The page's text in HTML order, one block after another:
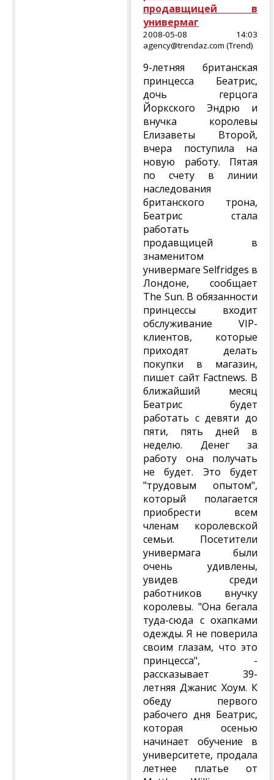
продавщицей в
универмаг
2008-05-08 14:03
agency@trendaz.com (Trend)
9-летняя британская
принцесса Беатрис,
дочь герцога
Йоркского Эндрю и
внучка королевы
Елизаветы Второй,
вчера поступила на
новую работу. Пятая
по счету в линии
наследования
британского трона,
Беатрис стала
работать
продавщицей в
знаменитом
универмаге Selfridges в
Лондоне, сообщает
The Sun. В обязанности
принцессы входит
обслуживание VIP-
клиентов, которые
приходят делать
покупки в магазин,
пишет сайт Factnews. В
ближайший месяц
Беатрис будет
работать с девяти до
пяти, пять дней в
неделю. Денег за
работу она получать
не будет. Это будет
"трудовым опытом",
который полагается
приобрести всем
членам королевской
семьи. Посетители
универмага были
очень удивлены,
увидев среди
работников внучку
королевы. "Она бегала
туда-сюда с охапками
одежды. Я не поверила
своим глазам, что это
принцесса", -
рассказывает 39-
летняя Джанис Хоум. К
обеду первого
рабочего дня Беатрис,
которая осенью
начинает обучение в
университете, продала
летнее платье от